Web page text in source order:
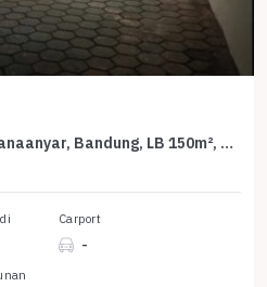
Kesempatan Rumah di Astanaanyar, Bandung, LB 150m², Harga 1,87 Miliar
Carport
-